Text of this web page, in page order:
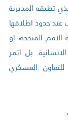
تطبقه المديرية
عند حدود اطلاقها
المتحدة، او
بل اثمر
العسكري